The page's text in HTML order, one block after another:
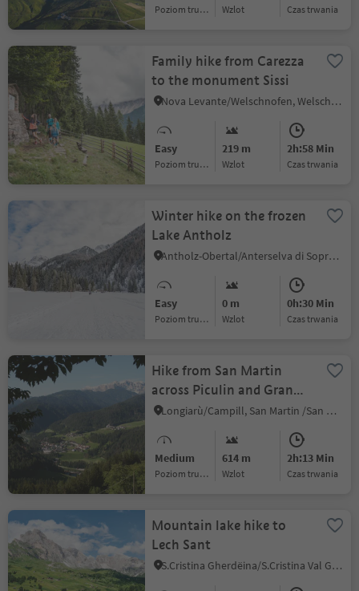
Poziom trudności Wzlot czas trwania
Family hike from Carezza
to the monument Sissi
Nova Levante/Welschnofen, Welschnofen/Nova Levante, Dolomites Region Eggental
Easy
Poziom trudności
219 m
Wzlot
2h:58 Min
czas trwania
Winter hike on the frozen
Lake Antholz
Antholz-Obertal/Anterselva di Sopra, Rasen-Antholz/Rasun Anterselva, Dolomites Region Kronplatz/Plan de Corones
Easy
Poziom trudności
0 m
Wzlot
0h:30 Min
czas trwania
Hike from San Martin
across Piculin and Gran
Jú to the Piz de Plaies
Longiarù/Campill, San Martin /San Martino, Dolomites Region Kronplatz/Plan de Corones
Medium
Poziom trudności
614 m
Wzlot
2h:13 Min
czas trwania
Mountain lake hike to
Lech Sant
S.Cristina Gherdëina/S.Cristina Val Gardena/S.Cristina Gherdëina/St.Christina in Gröden, S.Crestina Gherdëina/Santa Cristina Val Gardana, Dolomites Region Val Gardena